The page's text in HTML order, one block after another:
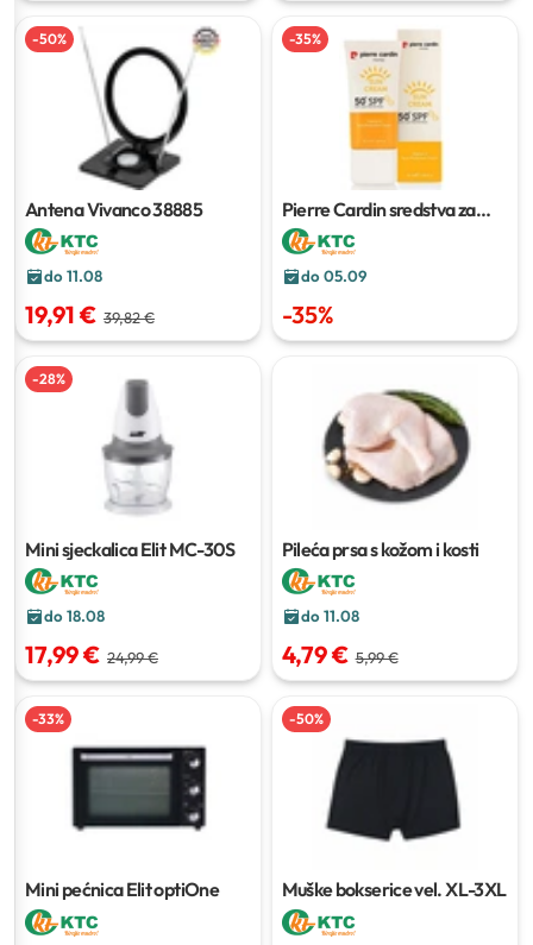
-50%
Antena Vivanco 38885
do 11.08
19,91 € 39,82 €
-35%
Pierre Cardin sredstva za
sunčanje
do 05.09
-35%
-28%
Mini sjeckalica Elit MC-30S
do 18.08
17,99 € 24,99 €
Pileća prsa s kožom i kosti
do 11.08
4,79 € 5,99 €
-33%
Mini pećnica Elit optiOne
-50%
Muške boksericevel. XL-3XL